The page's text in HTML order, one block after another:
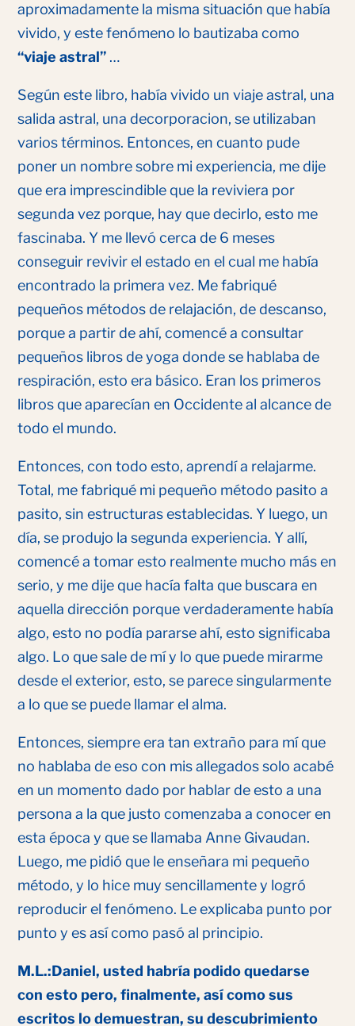
aproximadamente la misma situación que había
vivido, y este fenómeno lo bautizaba como
“viaje astral” …
Según este libro, había vivido un viaje astral, una
salida astral, una decorporacion, se utilizaban
varios términos. Entonces, en cuanto pude
poner un nombre sobre mi experiencia, me dije
que era imprescindible que la reviviera por
segunda vez porque, hay que decirlo, esto me
fascinaba. Y me llevó cerca de 6 meses
conseguir revivir el estado en el cual me había
encontrado la primera vez. Me fabriqué
pequeños métodos de relajación, de descanso,
porque a partir de ahí, comencé a consultar
pequeños libros de yoga donde se hablaba de
respiración, esto era básico. Eran los primeros
libros que aparecían en Occidente al alcance de
todo el mundo.
Entonces, con todo esto, aprendí a relajarme.
Total, me fabriqué mi pequeño método pasito a
pasito, sin estructuras establecidas. Y luego, un
día, se produjo la segunda experiencia. Y allí,
comencé a tomar esto realmente mucho más en
serio, y me dije que hacía falta que buscara en
aquella dirección porque verdaderamente había
algo, esto no podía pararse ahí, esto significaba
algo. Lo que sale de mí y lo que puede mirarme
desde el exterior, esto, se parece singularmente
a lo que se puede llamar el alma.
Entonces, siempre era tan extraño para mí que
no hablaba de eso con mis allegados solo acabé
en un momento dado por hablar de esto a una
persona a la que justo comenzaba a conocer en
esta época y que se llamaba Anne Givaudan.
Luego, me pidió que le enseñara mi pequeño
método, y lo hice muy sencillamente y logró
reproducir el fenómeno. Le explicaba punto por
punto y es así como pasó al principio.
M.L.:Daniel, usted habría podido quedarse
con esto pero, finalmente, así como sus
escritos lo demuestran, su descubrimiento